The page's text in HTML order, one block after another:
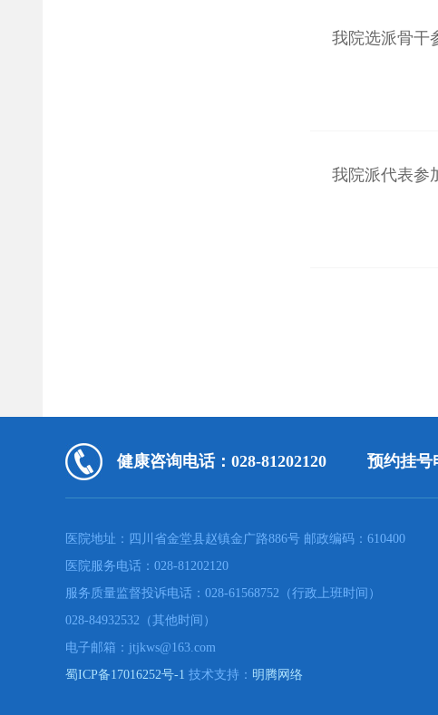
我院选派骨干
我院派代表参
健康咨询电话：028-81202120 预约挂号
医院地址：四川省金堂县赵镇金广路886号 邮政编码：610400
医院服务电话：028-81202120
服务质量监督投诉电话：028-61568752（行政上班时间）
028-84932532（其他时间）
电子邮箱：jtjkws@163.com
蜀ICP备17016252号-1 技术支持： 明腾网络